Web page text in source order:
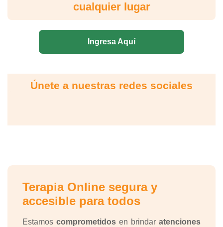
cualquier lugar
Ingresa Aquí
Únete a nuestras redes sociales
Terapia Online segura y
accesible para todos
Estamos comprometidos en brindar atenciones